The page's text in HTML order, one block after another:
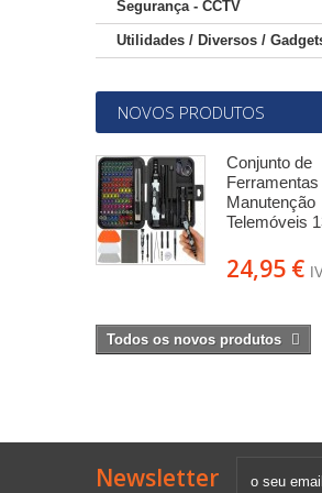
Segurança - CCTV
Utilidades / Diversos /
NOVOS PRODUTOS
Conjunto de
Ferramentas
Manutenção
Telemóveis
24,95 €
Todos os novos produtos
Newsletter